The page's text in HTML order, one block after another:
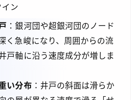
ン
：銀河団や超銀河団のノード
く急峻になり、周囲からの流
戸軸に沿う速度成分が増しま
い分布 ：井戸の斜面は滑らか